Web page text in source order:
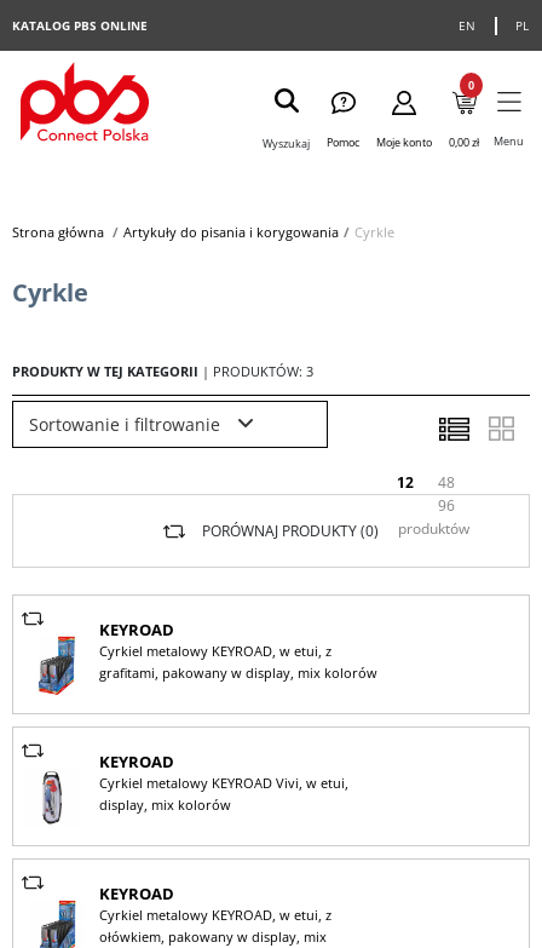
EN PL
KATALOG PBS ONLINE
Wyszukaj Pomoc Moje konto
0
0,00 zł Menu
Strona główna> Artykuły do pisania i korygowania> Cyrkle
Cyrkle
PRODUKTY W TEJ KATEGORII | PRODUKTÓW: 3
Sortowanie i filtrowanie
12
48
96
produktów
PORÓWNAJ PRODUKTY (0)
KEYROAD
Cyrkiel metalowy KEYROAD, w etui, z
grafitami, pakowany w display, mix kolorów
KEYROAD
Cyrkiel metalowy KEYROAD Vivi, w etui,
display, mix kolorów
KEYROAD
Cyrkiel metalowy KEYROAD, w etui, z
ołówkiem, pakowany w display, mix